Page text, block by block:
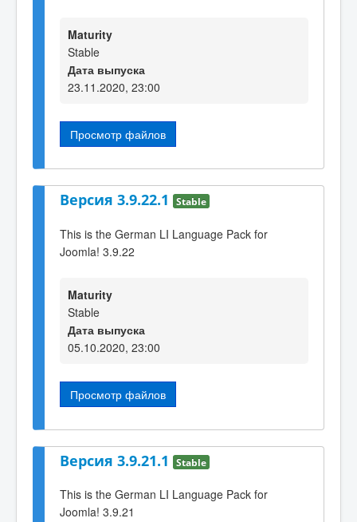
Maturity
Stable
Дата выпуска
23.11.2020, 23:00
Просмотр файлов
Версия 3.9.22.1 Stable
This is the German LI Language Pack for
Joomla! 3.9.22
Maturity
Stable
Дата выпуска
05.10.2020, 23:00
Просмотр файлов
Версия 3.9.21.1 Stable
This is the German LI Language Pack for
Joomla! 3.9.21